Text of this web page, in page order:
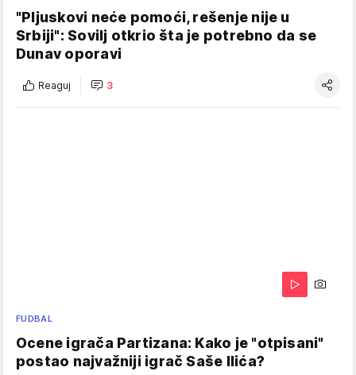
"Pljuskovi neće pomoći, rešenje nije u
Srbiji": Sovilj otkrio šta je potrebno da se
Dunav oporavi
Reaguj 3
FUDBAL
Ocene igrača Partizana: Kako je "otpisani"
postao najvažniji igrač Saše Ilića?